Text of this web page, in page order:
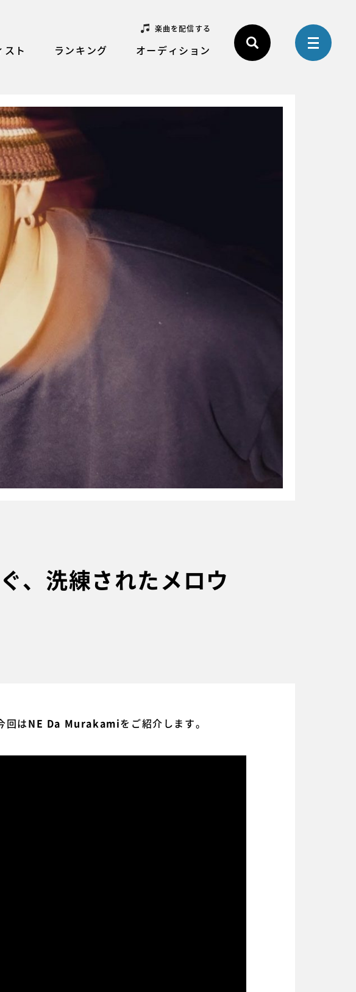
楽曲を配信する
スト ランキング オーディション
、洗練されたメロウ
回は NE Da Murakamiをご紹介します。